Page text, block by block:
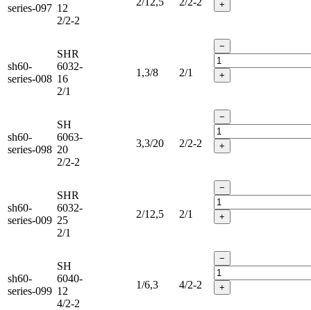
series-097 12
2/2-2
+
sh60-
series-008
SHR
6032-
16
2/1
1,3/8 2/1
−
+
sh60-
series-098
SH
6063-
20
2/2-2
3,3/20 2/2-2
−
+
sh60-
series-009
SHR
6032-
25
2/1
2/12,5 2/1
−
+
sh60-
series-099
SH
6040-
12
4/2-2
1/6,3 4/2-2
−
+